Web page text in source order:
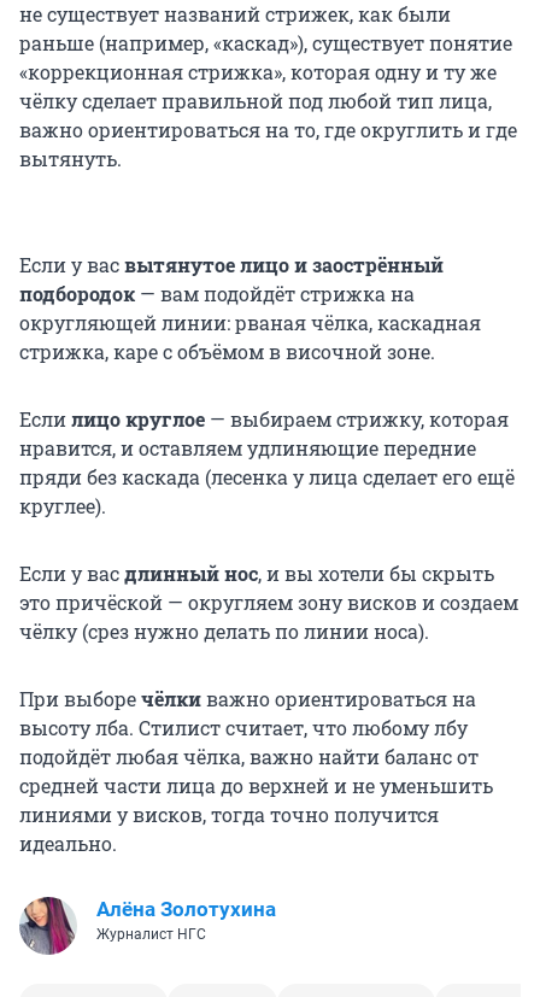
не существует названий стрижек, как были
раньше (например, «каскад»), существует понятие
«коррекционная стрижка», которая одну и ту же
чёлку сделает правильной под любой тип лица,
важно ориентироваться на то, где округлить и где
вытянуть.
Если у васвытянутое лицо и заострённый
подбородок — вам подойдёт стрижка на
округляющей линии: рваная чёлка, каскадная
стрижка, каре с объёмом в височной зоне.
Еслилицо круглое — выбираем стрижку, которая
нравится, и оставляем удлиняющие передние
пряди без каскада (лесенка у лица сделает его ещё
круглее).
Если у васдлинный нос, и вы хотели бы скрыть
это причёской — округляем зону висков и создаем
чёлку (срез нужно делать по линии носа).
При выборечёлкиважно ориентироваться на
высоту лба. Стилист считает, что любому лбу
подойдёт любая чёлка, важно найти баланс от
средней части лица до верхней и не уменьшить
линиями у висков, тогда точно получится
идеально.
Алёна Золотухина
Журналист НГС